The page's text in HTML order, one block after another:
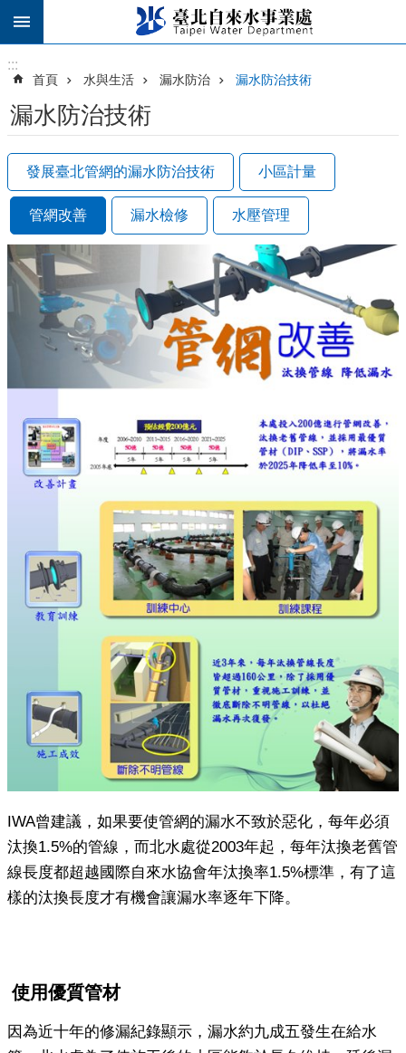
跳到主要內容區塊
:::
首頁 水與生活 漏水防治 漏水防治技術
漏水防治技術
發展臺北管網的漏水防治技術 小區計量
管網改善 漏水檢修 水壓管理
IWA曾建議，如果要使管網的漏水不致於惡化，每年必須
汰換1.5%的管線，而北水處從2003年起，每年汰換老舊管
線長度都超越國際自來水協會年汰換率1.5%標準，有了這
樣的汰換長度才有機會讓漏水率逐年下降。
使用優質管材
因為近十年的修漏紀錄顯示，漏水約九成五發生在給水